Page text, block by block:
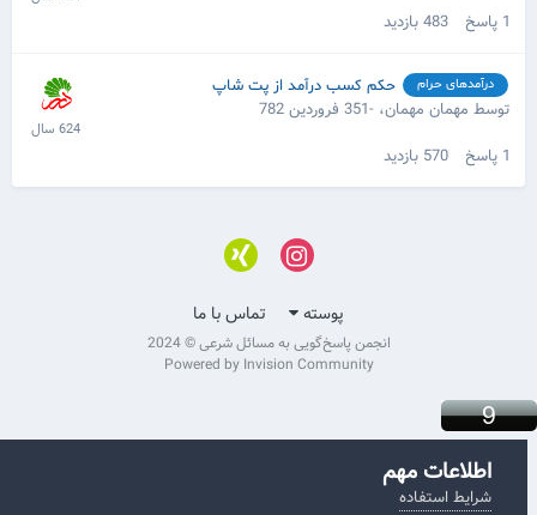
پاسخ 483بازدید
درآمدهای حرام حکم کسب درآمد از پت شاپ
توسط مهمان مهمان،-351 فروردین 782
پاسخ 570بازدید
پوسته تماس با ما
انجمن پاسخ‌گویی به مسائل شرعی © 2024
Powered by Invision Community
اطلاعات مهم
شرایط استفاده